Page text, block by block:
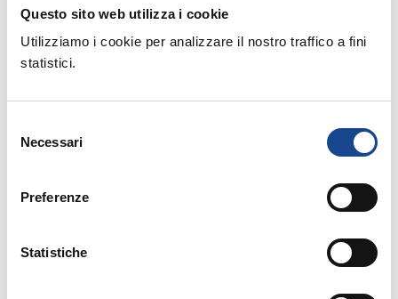
Questo sito web utilizza i cookie
Utilizziamo i cookie per analizzare il nostro traffico a fini
statistici.
delNecessari
Preferenze
Statistiche
Rinnovo adesione Comuni anno 2021
Rinnovo adesione Soci Individuali anno 2021
FONTANA Andrea